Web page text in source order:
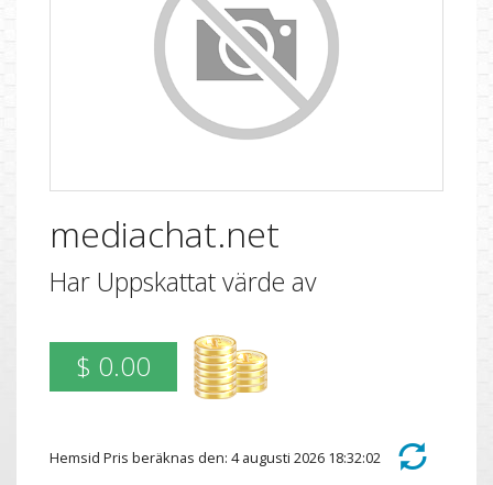
mediachat.net
Har Uppskattat värde av
$ 0.00
Hemsid Pris beräknas den: 4 augusti 2026 18:32:02